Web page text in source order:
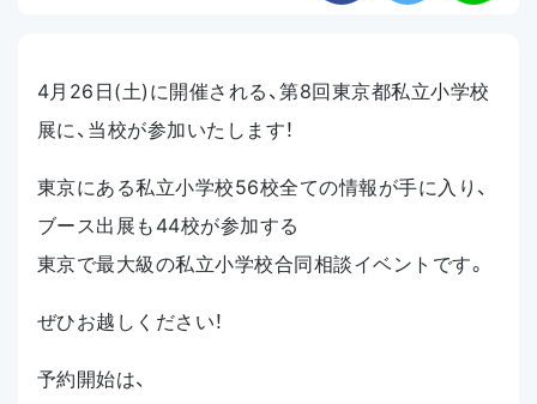
4月26日(土)に開催される、第8回東京都私立小学校
展に、当校が参加いたします！
東京にある私立小学校56校全ての情報が手に入り、
ブース出展も44校が参加する
東京で最大級の私立小学校合同相談イベントです。
ぜひお越しください！
予約開始は、